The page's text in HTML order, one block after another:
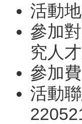
活動
參加
究人
參加
活動